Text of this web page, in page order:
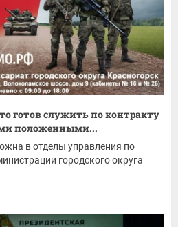
готов служить по контракту
положенными...
в отделы управления по
городского округа